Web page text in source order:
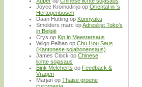
Joyce Kromodirijo op Oriental in ’s
Hertogenbosch
Daan Hutting op Konnyaku
Smolders marc opAdreslijst Toko’s
in België
Crys op Kip in Meestersaus
Wilgo Pelhan op Chu Hou Saus
(Kantonese sojabonensaus)
James Clock op Chinese
lichte sojasaus
Bink Melcherts op Feedback &
Vragen
Marjan op Thaise groene